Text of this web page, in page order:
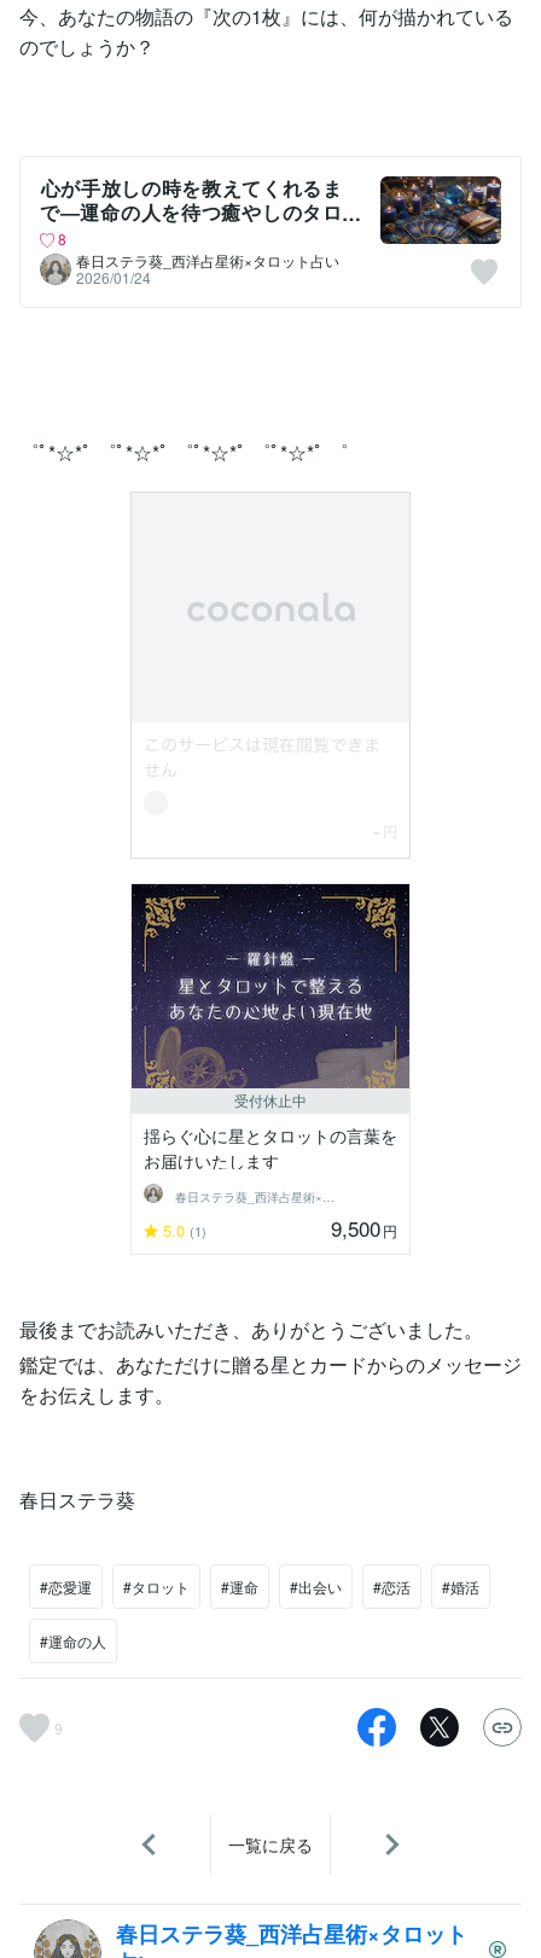
今、あなたの物語の『次の1枚』には、何が描かれている
のでしょうか？
​心が手放しの時を教えてくれるま
で―運命の人を待つ癒やしのタロ
ット
8
春日ステラ葵_西洋占星術×タロット占い
2026/01/24
゜ﾟ*☆*ﾟ ゜ﾟ*☆*ﾟ ゜ﾟ*☆*ﾟ ゜ﾟ*☆*ﾟ ゜
受付休止中
揺らぐ心に星とタロットの言葉を
お届けいたします
春日ステラ葵_西洋占星術×タロット占い
5.0 (1) 9,500円
最後までお読みいただき、ありがとうございました。
鑑定では、あなただけに贈る星とカードからのメッセージ
をお伝えします。
春日ステラ葵
#恋愛運 #タロット #運命 #出会い #恋活 #婚活
#運命の人
9
一覧に戻る
春日ステラ葵_西洋占星術×タロット